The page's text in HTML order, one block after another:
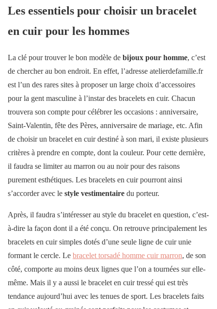
Les essentiels pour choisir un bracelet
en cuir pour les hommes
La clé pour trouver le bon modèle de bijoux pour homme, c’est
de chercher au bon endroit. En effet, l’adresse atelierdefamille.fr
est l’un des rares sites à proposer un large choix d’accessoires
pour la gent masculine à l’instar des bracelets en cuir. Chacun
trouvera son compte pour célébrer les occasions : anniversaire,
Saint-Valentin, fête des Pères, anniversaire de mariage, etc. Afin
de choisir un bracelet en cuir destiné à son mari, il existe plusieurs
critères à prendre en compte, dont la couleur. Pour cette dernière,
il faudra se limiter au marron ou au noir pour des raisons
purement esthétiques. Les bracelets en cuir pourront ainsi
s’accorder avec le style vestimentaire du porteur.
Après, il faudra s’intéresser au style du bracelet en question, c’est-
à-dire la façon dont il a été conçu. On retrouve principalement les
bracelets en cuir simples dotés d’une seule ligne de cuir unie
formant le cercle. Le bracelet torsadé homme cuir marron, de son
côté, comporte au moins deux lignes que l’on a tournées sur elle-
même. Mais il y a aussi le bracelet en cuir tressé qui est très
tendance aujourd’hui avec les tenues de sport. Les bracelets faits